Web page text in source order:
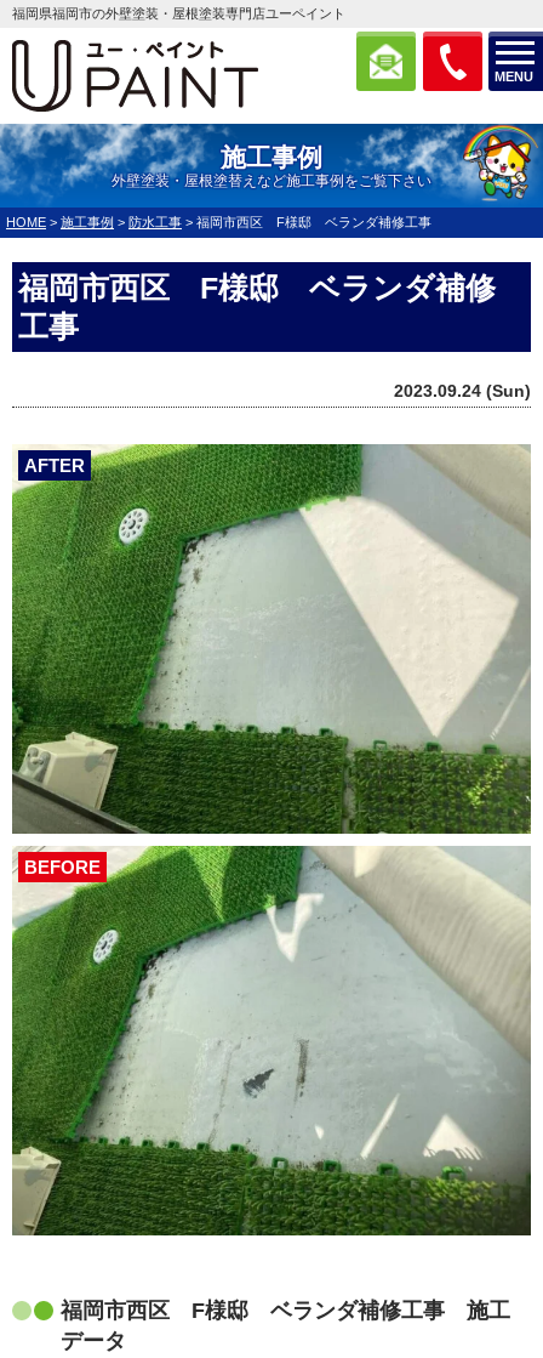
MENU
福岡県福岡市の外壁塗装・屋根塗装専門店ユーペイント
施工事例
外壁塗装・屋根塗替えなど施工事例をご覧下さい
HOME > 施工事例 > 防水工事 > 福岡市西区 F様邸 ベランダ補修工事
福岡市西区 F様邸 ベランダ補修
工事
2023.09.24 (Sun)
AFTER
BEFORE
福岡市西区 F様邸 ベランダ補修工事 施工
データ